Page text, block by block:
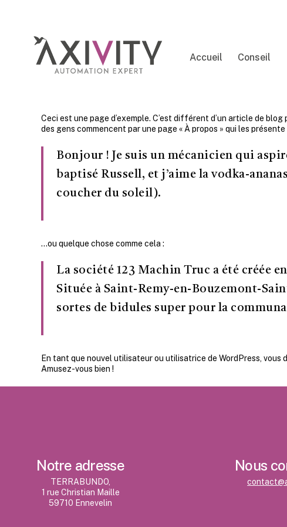
Accueil Conseil
Ceci est une page d’exemple. C’est différent d’un article de
des gens commencent par une page « À propos » qui les
Bonjour ! Je suis un mécanicien qui
baptisé Russell, et j’aime la vodka-
coucher du soleil).
…ou quelque chose comme cela :
La société 123 Machin Truc a été créée
Située à Saint-Remy-en-Bouzemont-
sortes de bidules super pour la
En tant que nouvel utilisateur ou utilisatrice de WordPress, vous
Amusez-vous bien !
Notre adresse
TERRABUNDO,
1 rue Christian Maille
59710 Ennevelin
Nous